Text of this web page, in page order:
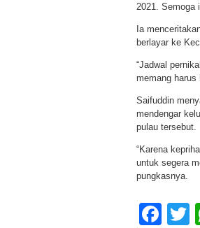
2021. Semoga
Ia
berlayar ke
“Jadwal
memang harus
Saifuddin
mendengar
pulau tersebut.
“Karena
untuk segera
pungkasnya.